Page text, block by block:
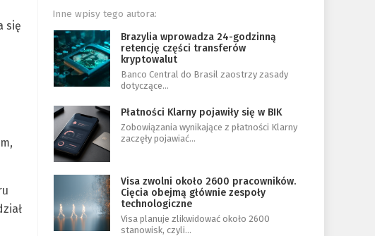
się
Inne wpisy tego autora:
Brazylia wprowadza 24-godzinną
retencję części transferów
kryptowalut
Banco Central do Brasil zaostrzy zasady
dotyczące…
Płatności Klarny pojawiły się w BIK
Zobowiązania wynikające z płatności Klarny
zaczęły pojawiać…
Visa zwolni około 2600 pracowników.
Cięcia obejmą głównie zespoły
technologiczne
Visa planuje zlikwidować około 2600
stanowisk, czyli…